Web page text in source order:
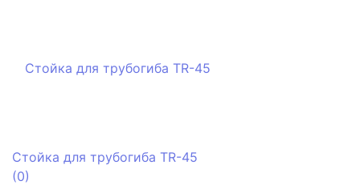
Стойка для трубогиба TR-45
(0)